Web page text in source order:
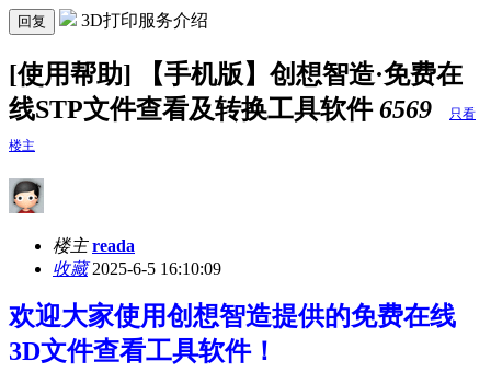
回复 3D打印服务介绍
[使用帮助] 【手机版】创想智造·免费在
线STP文件查看及转换工具软件6569 只看
楼主
楼主 reada
收藏2025-6-5 16:10:09
欢迎大家使用创想智造提供的免费在线
3D文件查看工具软件！